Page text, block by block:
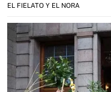
EL FIELATO Y EL NORA